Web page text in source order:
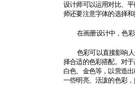
设计师可以运用对比、
师还要注意字体的选择
在画册设计中，色
色彩可以直接影响
择合适的色彩搭配。对
白色、金色等，以营造
一些明亮、活泼的色彩